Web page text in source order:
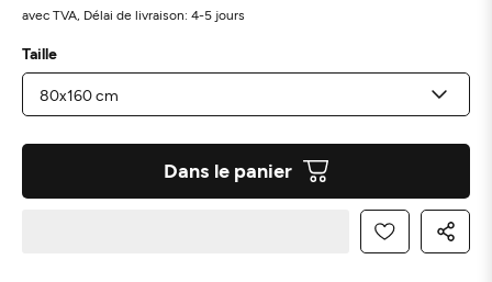
avec TVA, Délai de livraison: 4-5 jours
Taille
Dans le panier